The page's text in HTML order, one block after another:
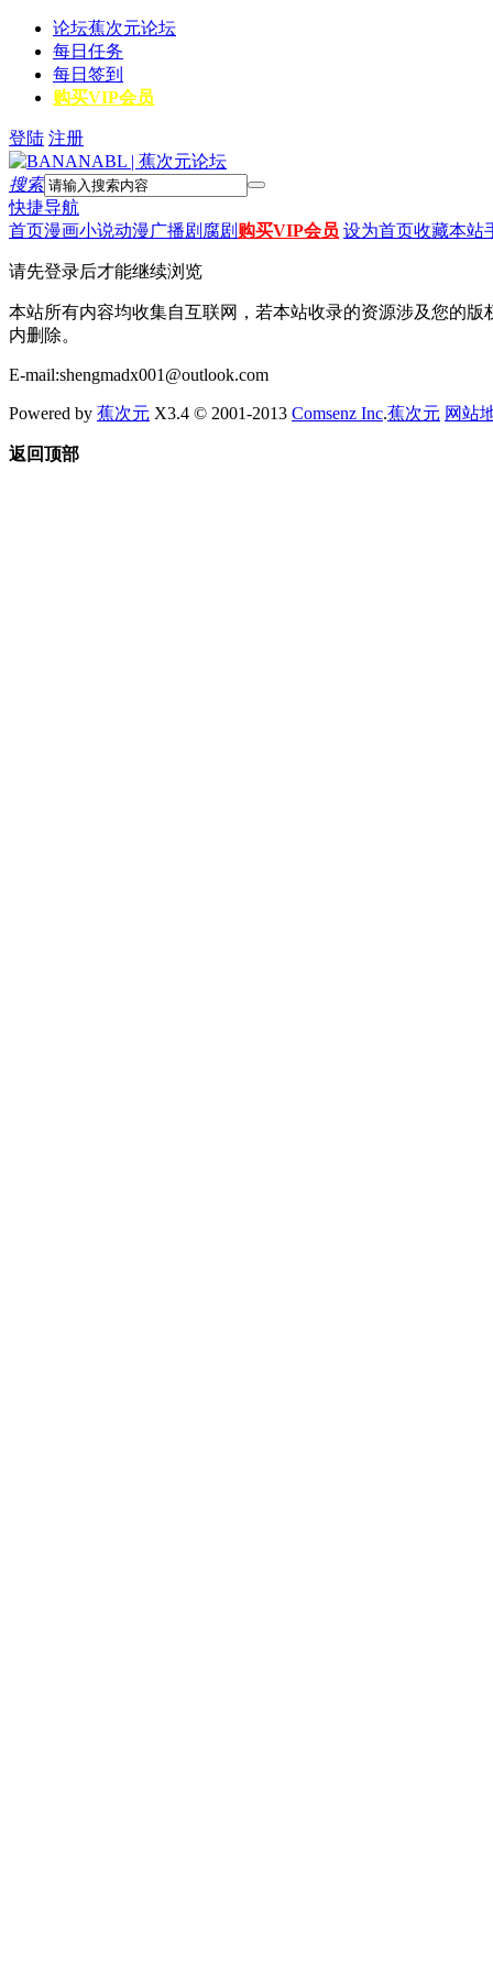
论坛蕉次元论坛
每日任务
每日签到
购买VIP会员
登陆 注册
搜索
快捷导航
首页漫画小说动漫广播剧 腐剧 购买VIP会员 设为首页收藏本站
请先登录后才能继续浏览
本站所有内容均收集自互联网，若本站收录的资源涉及您的
内删除。
E-mail:shengmadx001@outlook.com
Powered by 蕉次元 X3.4 © 2001-2013 Comsenz Inc.蕉次元 网站
返回顶部